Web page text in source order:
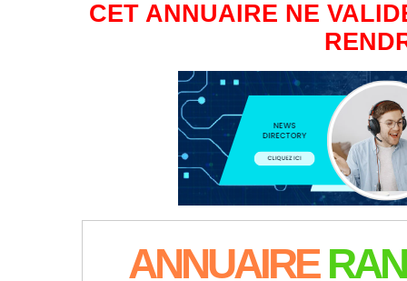
CET ANNUAIRE NE
ANNUAIRE